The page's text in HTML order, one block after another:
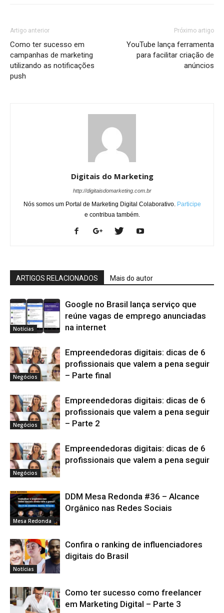
Artigo anterior
Como ter sucesso em
campanhas de marketing
utilizando as notificações
push
Próximo artigo
YouTube lança ferramenta
para facilitar criação de
anúncios
Digitais do Marketing
http://digitaisdomarketing.com.br
Nós somos um Portal de Marketing Digital Colaborativo. Participe
e contribua também.
ARTIGOS RELACIONADOS Mais do autor
Notícias
Google no Brasil lança serviço que
reúne vagas de emprego anunciadas
na internet
Negócios
Empreendedoras digitais: dicas de 6
profissionais que valem a pena seguir
– Parte final
Negócios
Empreendedoras digitais: dicas de 6
profissionais que valem a pena seguir
– Parte 2
Negócios
Empreendedoras digitais: dicas de 6
profissionais que valem a pena seguir
Mesa Redonda
DDM Mesa Redonda #36 – Alcance
Orgânico nas Redes Sociais
Notícias
Confira o ranking de influenciadores
digitais do Brasil
Como ter sucesso como freelancer
em Marketing Digital – Parte 3